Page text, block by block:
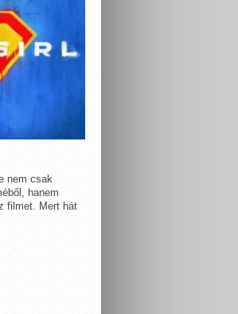
nem csak
hanem
filmet. Mert hát